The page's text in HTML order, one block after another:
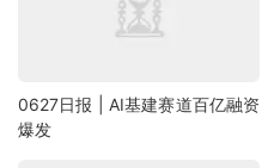
0627日报 | AI基建赛道百亿融资
爆发